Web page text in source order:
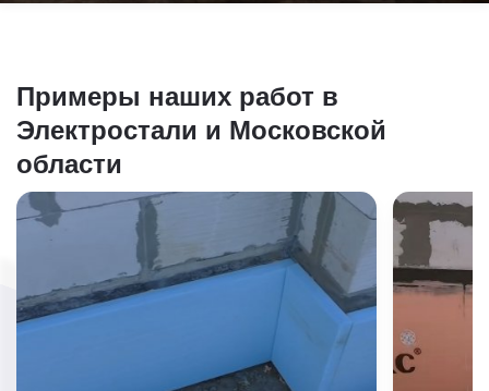
Примеры наших работ в
Электростали и Московской
области